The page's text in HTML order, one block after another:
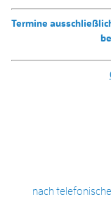
Termine
nach